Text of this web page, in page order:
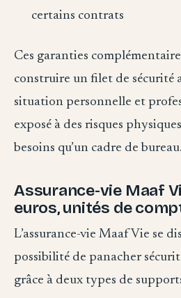
certains contrats
Ces garanties
construire un filet de sécurité
situation personnelle et
exposé à des risques
besoins qu’un cadre de bureau.
Assurance-vie Maaf
euros, unités de
L’assurance-vie Maaf Vie se
possibilité de panacher
grâce à deux types de